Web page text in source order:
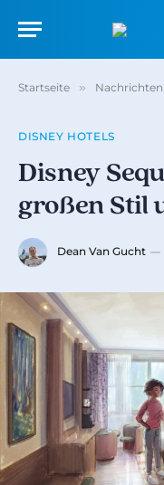
Startseite » Nachrichten
DISNEY HOTELS
Disney
großen Stil
Dean Van Gucht